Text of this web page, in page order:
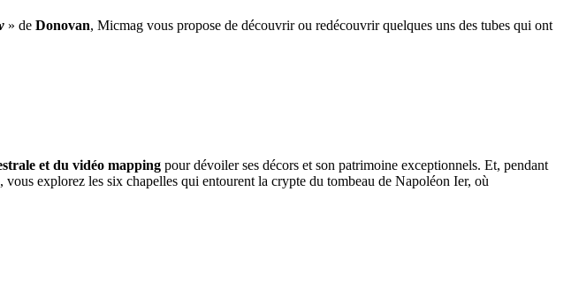
» de Donovan, Micmag vous propose de découvrir ou redécouvrir quelques uns des tubes qui ont
et du vidéo mapping pour dévoiler ses décors et son patrimoine exceptionnels. Et, pendant
vous explorez les six chapelles qui entourent la crypte du tombeau de Napoléon Ier, où